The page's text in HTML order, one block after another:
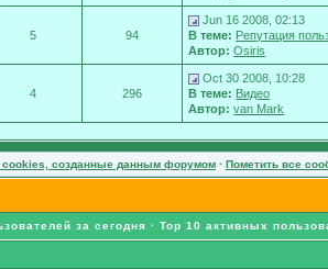
5 94
Jun 16 2008, 02:13
В теме: Репутация
Автор: Osiris
4 296
Oct 30 2008, 10:28
В теме: Видео
Автор: van Mark
cookies, созданные данным форумом· Пометить все
за сегодня ·Top 10 активных